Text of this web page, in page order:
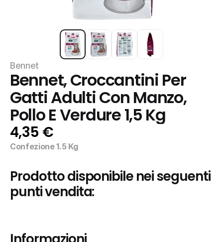
Bennet
Bennet, Croccantini Per
Gatti Adulti Con Manzo,
Pollo E Verdure 1,5 Kg
4,35 €
Confezione 1.5 Kg
Prodotto disponibile nei seguenti
punti vendita: